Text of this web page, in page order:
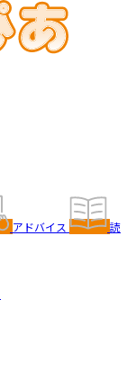
アドバイス 読